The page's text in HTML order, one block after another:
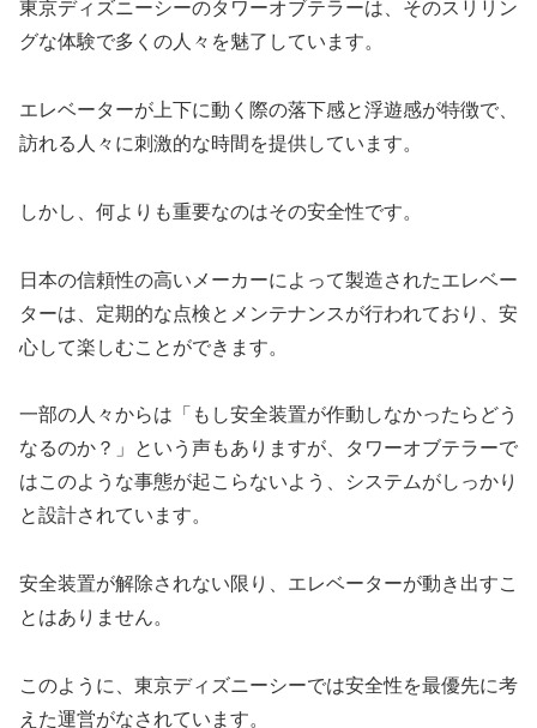
東京ディズニーシーのタワーオブテラーは、そのスリリン
グな体験で多くの人々を魅了しています。
エレベーターが上下に動く際の落下感と浮遊感が特徴で、
訪れる人々に刺激的な時間を提供しています。
しかし、何よりも重要なのはその安全性です。
日本の信頼性の高いメーカーによって製造されたエレベー
ターは、定期的な点検とメンテナンスが行われており、安
心して楽しむことができます。
一部の人々からは「もし安全装置が作動しなかったらどう
なるのか？」という声もありますが、タワーオブテラーで
はこのような事態が起こらないよう、システムがしっかり
と設計されています。
安全装置が解除されない限り、エレベーターが動き出すこ
とはありません。
このように、東京ディズニーシーでは安全性を最優先に考
えた運営がなされています。